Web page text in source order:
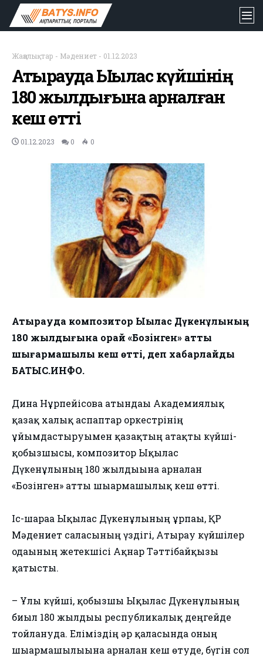
Жаңалықтар - Мәдениет - 01.12.2023
Атырауда Ықылас күйшінің
180 жылдығына арналған
кеш өтті
01.12.2023 0 0
Атырауда композитор Ықылас Дүкенұлының
180 жылдығына орай «Бозінген» атты
шығармашылық кеш өтті, деп хабарлайды
БАТЫС.ИНФО.
Дина Нұрпейісова атындағы Академиялық
қазақ халық аспаптар оркестрінің
ұйымдастыруымен қазақтың атақты күйші-
қобызшысы, композитор Ықылас
Дүкенұлының 180 жылдығына арналған
«Бозінген» атты шығармашылық кеш өтті.
Іс-шараға Ықылас Дүкенұлының ұрпағы, ҚР
Мәдениет саласының үздігі, Атырау күйшілер
одағының жетекшісі Ақнар Тәттібайқызы
қатысты.
– Ұлы күйші, қобызшы Ықылас Дүкенұлының
биыл 180 жылдығы республикалық деңгейде
тойлануда. Еліміздің әр қаласында оның
шығармашылығына арналған кеш өтуде, бүгін сол